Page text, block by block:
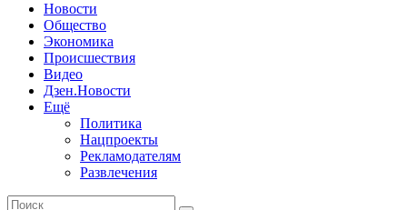
Новости
Общество
Экономика
Происшествия
Видео
Дзен.Новости
Ещё
Политика
Нацпроекты
Рекламодателям
Развлечения